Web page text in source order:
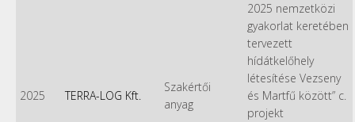
2025 TERRA-LOG Kft.
Szakértői
anyag
2025 nemzetközi
gyakorlat keretében
tervezett
hídátkelőhely
létesítése Vezseny
és Martfű között” c.
projekt